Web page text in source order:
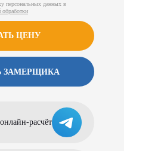
персональных данных в
обработки
ЦЕНУ
ЗАМЕРЩИКА
расчёт